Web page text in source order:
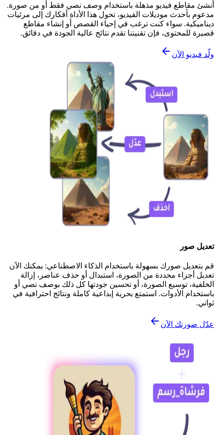
أنشئ مقاطع فيديو مذهلة باستخدام وصف نصي فقط أو من صورة.
مدعوم بأحدث موديلات الفيديو، تحول هذا الأداة أفكارك إلى مرئيات
ديناميكية. سواء كنت ترغب في إحياء القصص أو إنشاء مقاطع
قصيرة للمحتوى، فإن تقنيتنا تقدم نتائج عالية الجودة في دقائق.
ولّد فيديو الآن
تعديل صور
قم بتعديل صورك بسهولة باستخدام الذكاء الاصطناعي: يمكنك الآن
تعديل أجزاء محددة من الصورة، استبدال أو حذف عناصر، إزالة
الخلفية، توسيع الصورة، أو تحسين جودتها كل ذلك بوصف نصي أو
باستخدام الأدوات. استمتع بحرية إبداعية كاملة ونتائج احترافية في
ثواني.
عدّل صورتك الآن